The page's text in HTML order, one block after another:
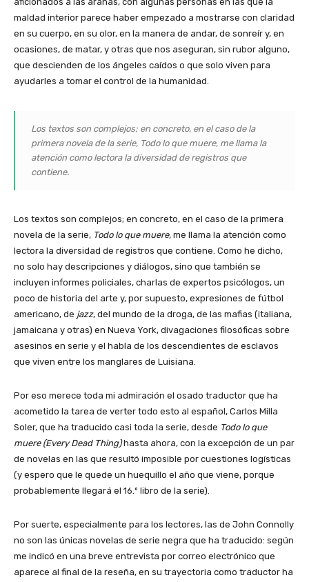
maldad interior parece haber empezado a mostrarse con claridad
en su cuerpo, en su olor, en la manera de andar, de sonreír y, en
ocasiones, de matar, y otras que nos aseguran, sin rubor alguno,
que descienden de los ángeles caídos o que solo viven para
ayudarles a tomar el control de la humanidad.
Los textos son complejos; en concreto, en el caso de la
primera novela de la serie, Todo lo que muere, me llama la
atención como lectora la diversidad de registros que
contiene.
Los textos son complejos; en concreto, en el caso de la primera
novela de la serie, Todo lo que muere, me llama la atención como
lectora la diversidad de registros que contiene. Como he dicho,
no solo hay descripciones y diálogos, sino que también se
incluyen informes policiales, charlas de expertos psicólogos, un
poco de historia del arte y, por supuesto, expresiones de fútbol
americano, de jazz, del mundo de la droga, de las mafias (italiana,
jamaicana y otras) en Nueva York, divagaciones filosóficas sobre
asesinos en serie y el habla de los descendientes de esclavos
que viven entre los manglares de Luisiana.
Por eso merece toda mi admiración el osado traductor que ha
acometido la tarea de verter todo esto al español, Carlos Milla
Soler, que ha traducido casi toda la serie, desde Todo lo que
muere (Every Dead Thing)hasta ahora, con la excepción de un par
de novelas en las que resultó imposible por cuestiones logísticas
(y espero que le quede un huequillo el año que viene, porque
probablemente llegará el 16.º libro de la serie).
Por suerte, especialmente para los lectores, las de John Connolly
no son las únicas novelas de serie negra que ha traducido: según
me indicó en una breve entrevista por correo electrónico que
aparece al final de la reseña, en su trayectoria como traductor ha